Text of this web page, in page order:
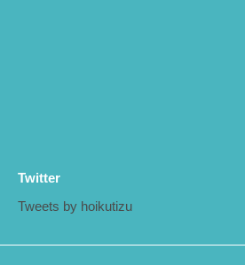
Twitter
Tweets by hoikutizu